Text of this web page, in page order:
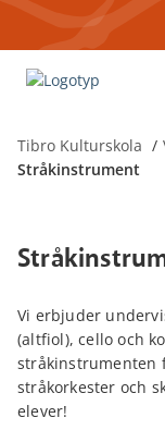
Tibro Kulturskola
Stråkinstrument
Vi erbjuder
(altfiol), cello och
stråkinstrumenten
stråkorkester och
elever!